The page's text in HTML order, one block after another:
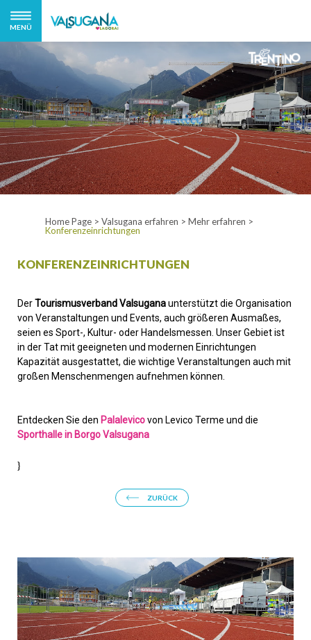
MENÜ
Home Page > Valsugana erfahren > Mehr erfahren >
Konferenzeinrichtungen
KONFERENZEINRICHTUNGEN
DerTourismusverband Valsuganaunterstützt die Organisation
von Veranstaltungen und Events, auch größeren Ausmaßes,
seien es Sport-, Kultur- oder Handelsmessen. Unser Gebiet ist
in der Tat mit geeigneten und modernen Einrichtungen
Kapazität ausgestattet, die wichtige Veranstaltungen auch mit
großen Menschenmengen aufnehmen können.
Entdecken Sie den Palalevicovon Levico Terme und die
Sporthalle in Borgo Valsugana
}
ZURÜCK